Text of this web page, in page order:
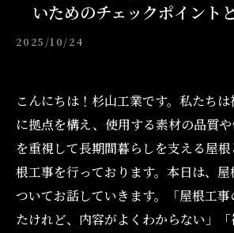
いためのチェックポイント
2025/10/24
こんにちは！杉山工業です。私たち
に拠点を構え、使用する素材の品質
を重視して長期間暮らしを支える屋
根工事を行っております。本日は、
ついてお話していきます。「屋根工
たけれど、内容がよくわからない」